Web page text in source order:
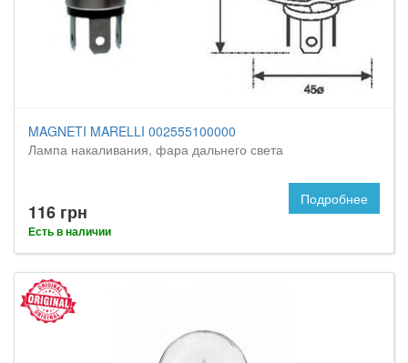
MAGNETI MARELLI 002555100000
Лампа накаливания, фара дальнего света
116 грн
Есть в наличии
Подробнее